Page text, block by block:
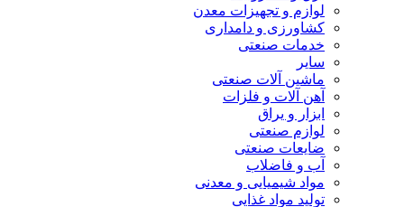
لوازم و تجهیزات معدن
کشاورزی و دامداری
خدمات صنعتی
سایر
ماشین آلات صنعتی
آهن آلات و فلزات
ابزار و یراق
لوازم صنعتی
ضایعات صنعتی
آب و فاضلاب
مواد شیمیایی و معدنی
تولید مواد غذایی